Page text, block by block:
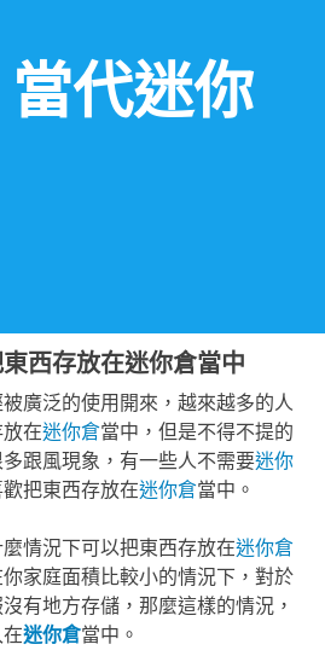
當代迷你
西存放在迷你倉當中
被廣泛的使用開來，越來越多的人
在迷你倉當中，但是不得不提的
跟風現象，有一些人不需要迷你
把東西存放在迷你倉當中。
情況下可以把東西存放在迷你倉
家庭面積比較小的情況下，對於
有地方存儲，那麼這樣的情況，
在迷你倉當中。